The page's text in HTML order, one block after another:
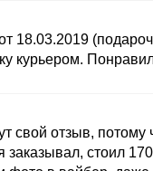
18.03.2019
курьером.
свой отзыв,
заказывал, стоил